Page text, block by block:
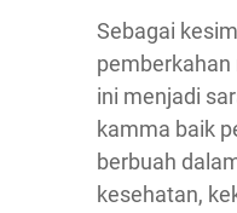
Sebagai
ini menjadi
kamma baik
berbuah
kesehatan,